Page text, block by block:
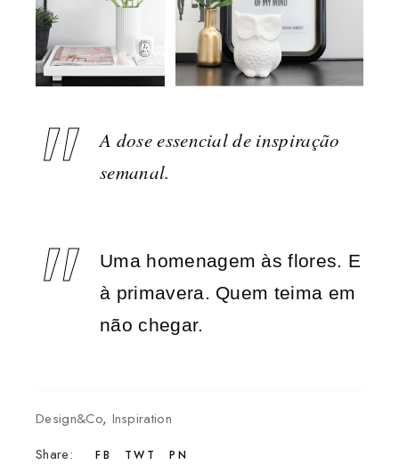
A dose essencial de inspiração
semanal.
Uma homenagem às flores. E
à primavera. Quem teima em
não chegar.
Design&Co, Inspiration
Share:
FB TWT PN